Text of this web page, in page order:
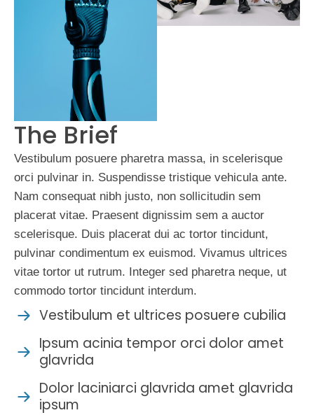
The Brief
Vestibulum posuere pharetra massa, in scelerisque
orci pulvinar in. Suspendisse tristique vehicula ante.
Nam consequat nibh justo, non sollicitudin sem
placerat vitae. Praesent dignissim sem a auctor
scelerisque. Duis placerat dui ac tortor tincidunt,
pulvinar condimentum ex euismod. Vivamus ultrices
vitae tortor ut rutrum. Integer sed pharetra neque, ut
commodo tortor tincidunt interdum.
Vestibulum et ultrices posuere cubilia
Ipsum acinia tempor orci dolor amet
glavrida
Dolor laciniarci glavrida amet glavrida
ipsum